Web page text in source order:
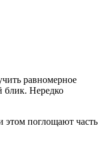
равномерное
блик. Нередко
этом поглощают часть